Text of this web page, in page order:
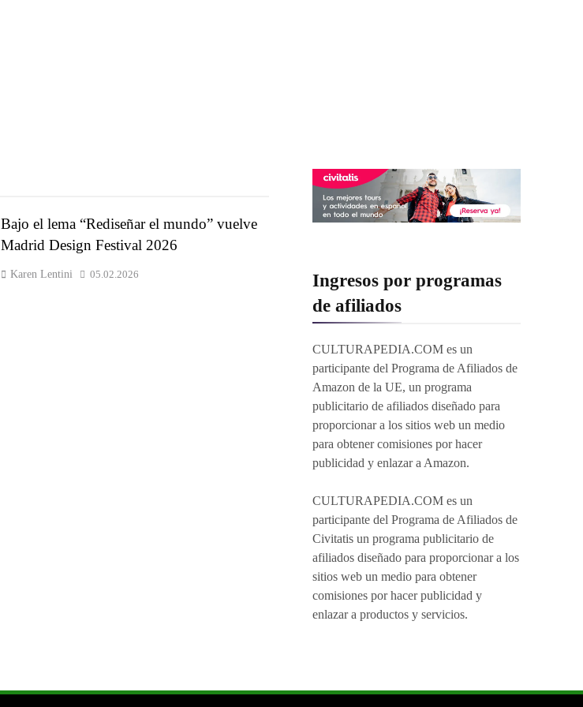
Bajo el lema “Rediseñar el mundo” vuelve
Madrid Design Festival 2026
Karen Lentini 05.02.2026
Ingresos por programas
de afiliados
CULTURAPEDIA.COM es un
participante del Programa de Afiliados de
Amazon de la UE, un programa
publicitario de afiliados diseñado para
proporcionar a los sitios web un medio
para obtener comisiones por hacer
publicidad y enlazar a Amazon.
CULTURAPEDIA.COM es un
participante del Programa de Afiliados de
Civitatis un programa publicitario de
afiliados diseñado para proporcionar a los
sitios web un medio para obtener
comisiones por hacer publicidad y
enlazar a productos y servicios.